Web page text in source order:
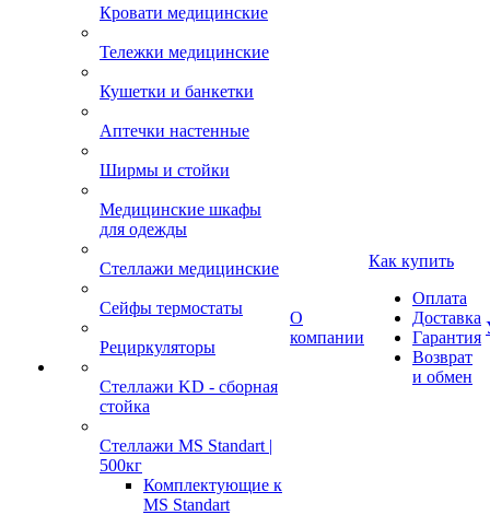
Кровати медицинские
Тележки медицинские
Кушетки и банкетки
Аптечки настенные
Ширмы и стойки
Медицинские шкафы
для одежды
Стеллажи медицинские
Сейфы термостаты
Рециркуляторы
Стеллажи KD - сборная
стойка
Стеллажи MS Standart |
500кг
Комплектующие к
MS Standart
О
компании
Как купить
Оплата
Доставка
Гарантия
Возврат
и обмен